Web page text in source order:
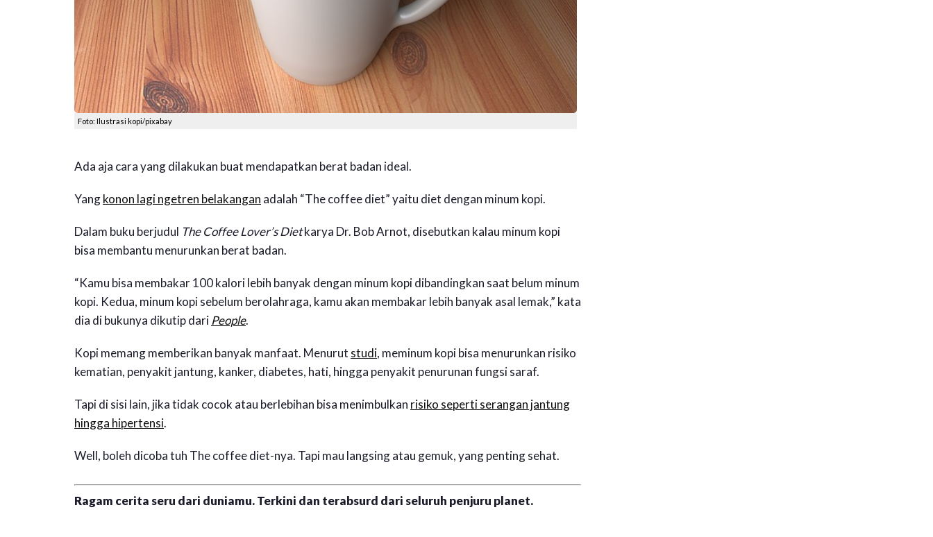
Foto: Ilustrasi kopi/pixabay
Ada aja cara yang dilakukan buat mendapatkan berat badan ideal.
Yangkonon lagi ngetren belakangan adalah “The coffee diet” yaitu diet dengan minum kopi.
Dalam buku berjudul The Coffee Lover’s Dietkarya Dr. Bob Arnot, disebutkan kalau minum kopi
bisa membantu menurunkan berat badan.
“Kamu bisa membakar 100 kalori lebih banyak dengan minum kopi dibandingkan saat belum minum
kopi. Kedua, minum kopi sebelum berolahraga, kamu akan membakar lebih banyak asal lemak,” kata
dia di bukunya dikutip dariPeople.
Kopi memang memberikan banyak manfaat. Menurut studi, meminum kopi bisa menurunkan risiko
kematian, penyakit jantung, kanker, diabetes, hati, hingga penyakit penurunan fungsi saraf.
Tapi di sisi lain, jika tidak cocok atau berlebihan bisa menimbulkan risiko seperti serangan jantung
hingga hipertensi.
Well, boleh dicoba tuh The coffee diet-nya. Tapi mau langsing atau gemuk, yang penting sehat.
Ragam cerita seru dari duniamu. Terkini dan terabsurd dari seluruh penjuru planet.